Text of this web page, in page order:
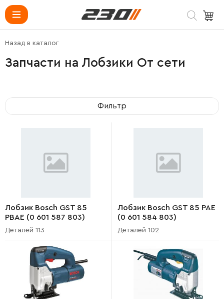
Запчасти на Лобзики От сети
Назад в каталог
Фильтр
Лобзик Bosch GST 85
PBAE (0 601 587 803)
Деталей 113
Лобзик Bosch GST 85 PAE
(0 601 584 803)
Деталей 102